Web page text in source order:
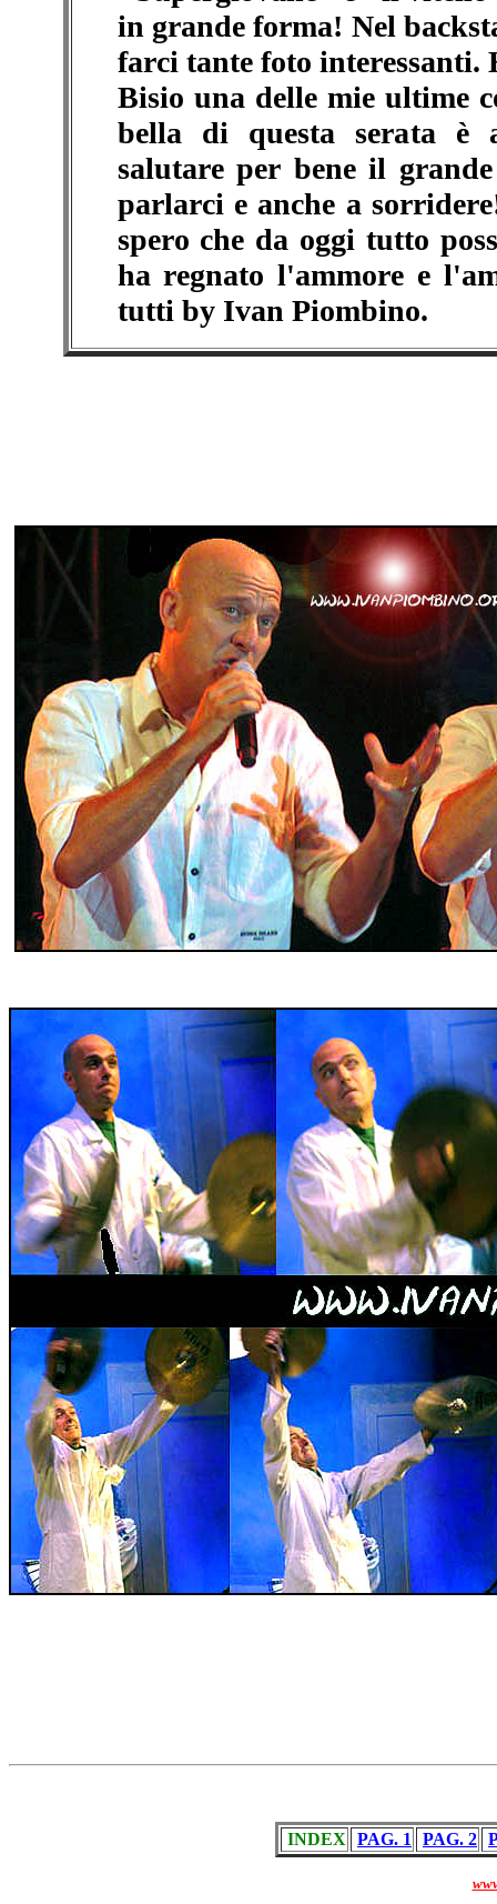
in grande forma! Nel
farci tante foto interessanti.
Bisio una delle mie ultime
bella di questa serata è
salutare per bene il
parlarci e anche a
spero che da oggi tutto
ha regnato l'ammore e
tutti by Ivan Piombino.
INDEX PAG. 1 PAG. 2